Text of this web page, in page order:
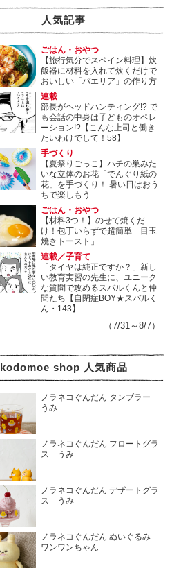
人気記事
ごはん・おやつ
【旅行気分でスペイン料理】炊
飯器に材料を入れて炊くだけで
おいしい「パエリア」の作り方
連載
部長がヘッドハンティング!? で
も会話の中身は子どものオペレ
ーション!?【こんな上司と働き
たいわけでして！58】
手づくり
【夏祭りごっこ】ハチの巣みた
いな立体のお花「でんぐり紙の
花」を手づくり！ 暑い日はおう
ちで楽しもう
ごはん・おやつ
【材料3つ！】のせて焼くだ
け！包丁いらずで超簡単「目玉
焼きトースト」
連載／子育て
「タイヤは純正ですか？」新し
い教育実習の先生に、ユニーク
な質問で攻めるスバルくんと仲
間たち【自閉症BOY★スバルく
ん・143】
（7/31～8/7）
kodomoe shop 人気商品
ノラネコぐんだん タンブラー
うみ
ノラネコぐんだん フロートグラ
ス うみ
ノラネコぐんだん デザートグラ
ス うみ
ノラネコぐんだん ぬいぐるみ
ワンワンちゃん